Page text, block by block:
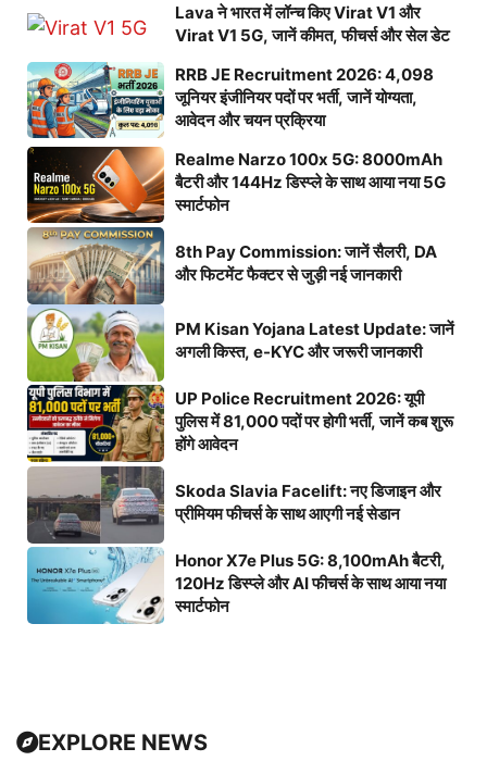
Lava ने भारत में लॉन्च किए Virat V1 और
Virat V1 5G, जानें कीमत, फीचर्स और सेल डेट
RRB JE Recruitment 2026: 4,098
जूनियर इंजीनियर पदों पर भर्ती, जानें योग्यता,
आवेदन और चयन प्रक्रिया
Realme Narzo 100x 5G: 8000mAh
बैटरी और 144Hz डिस्प्ले के साथ आया नया 5G
स्मार्टफोन
8th Pay Commission: जानें सैलरी, DA
और फिटमेंट फैक्टर से जुड़ी नई जानकारी
PM Kisan Yojana Latest Update: जानें
अगली किस्त, e-KYC और जरूरी जानकारी
UP Police Recruitment 2026: यूपी
पुलिस में 81,000 पदों पर होगी भर्ती, जानें कब शुरू
होंगे आवेदन
Skoda Slavia Facelift: नए डिजाइन और
प्रीमियम फीचर्स के साथ आएगी नई सेडान
Honor X7e Plus 5G: 8,100mAh बैटरी,
120Hz डिस्प्ले और AI फीचर्स के साथ आया नया
स्मार्टफोन
EXPLORE NEWS